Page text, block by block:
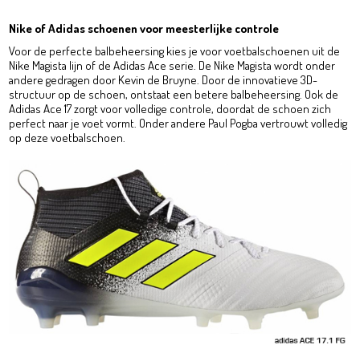
Nike of Adidas schoenen voor meesterlijke controle
Voor de perfecte balbeheersing kies je voor voetbalschoenen uit de
Nike Magista lijn of de Adidas Ace serie. De Nike Magista wordt onder
andere gedragen door Kevin de Bruyne. Door de innovatieve 3D-
structuur op de schoen, ontstaat een betere balbeheersing. Ook de
Adidas Ace 17 zorgt voor volledige controle, doordat de schoen zich
perfect naar je voet vormt. Onder andere Paul Pogba vertrouwt volledig
op deze voetbalschoen.